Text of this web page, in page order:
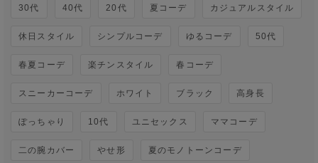
30代 40代 20代 夏コーデ カジュアルスタイル
休日スタイル シンプルコーデ ゆるコーデ 50代
春夏コーデ 楽チンスタイル 春コーデ
スニーカーコーデ ホワイト ブラック 高身長
ぽっちゃり 10代 ユニセックス ママコーデ
二の腕カバー やせ形 夏のモノトーンコーデ